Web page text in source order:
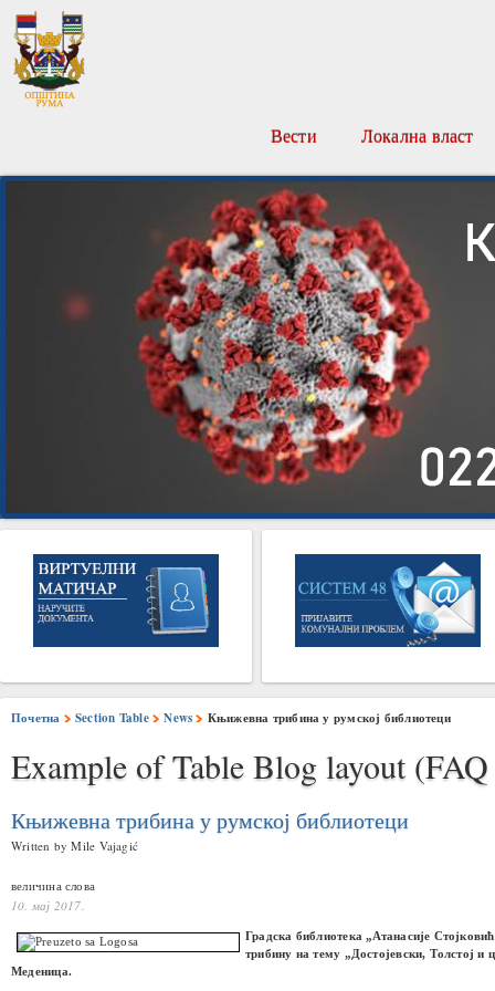
Вести Локална власт
Почетна Section Table News Књижевна трибина у румској библиотеци
Example of Table Blog layout
Књижевна трибина у румској библиотеци
Written by Mile Vajagić
величина слова
10. мај 2017.
Градска библиотека „Атанасије
трибину на тему „Достојевски, Толстој
Меденица.